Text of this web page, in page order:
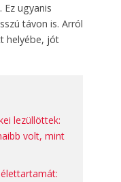
ugyanis
távon is. Arról
helyébe, jót
lezüllöttek:
volt, mint